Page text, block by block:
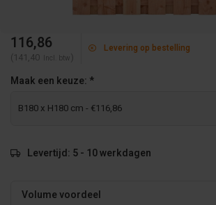
116,86
(141,40 Incl. btw )
Levering op bestelling
Maak een keuze: *
Levertijd: 5 - 10 werkdagen
Volume voordeel